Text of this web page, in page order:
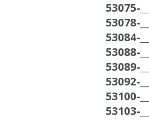
53075-___
53078-___
53084-___
53088-___
53089-___
53092-___
53100-___
53103-___